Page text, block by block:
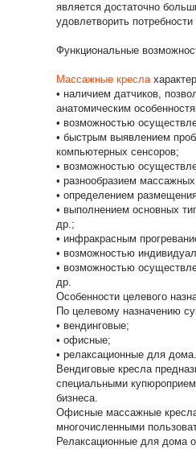
является достаточно
удовлетворить
Функциональные
Массажные кресла
• наличием датчиков,
анатомическим
• возможностью
• быстрым выявлением
компьютерных сенсоров;
• возможностью
• разнообразием
• определением
• выполнением основных
др.;
• инфракрасным
• возможностью
• возможностью
др.
Особенности целевого
По целевому назначению
• вендинговые;
• офисные;
• релаксационные для дома.
Вендиговые кресла
специальными
бизнеса.
Офисные массажные
многочисленными
Релаксационные для дома